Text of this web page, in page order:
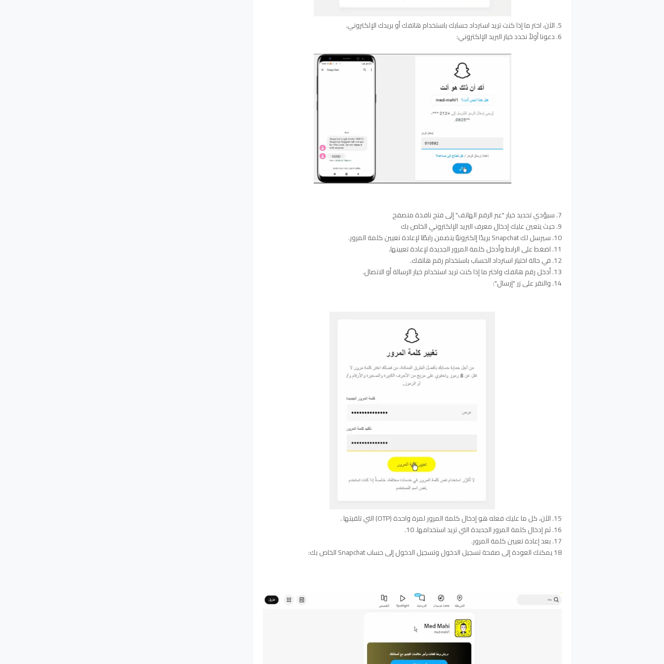
5. الآن، اختر ما إذا كنت تريد استرداد حسابك باستخدام هاتفك أو بريدك الإلكتروني.
6. دعونا أولاً نحدد خيار البريد الإلكتروني:
7. سيؤدي تحديد خيار "عبر الرقم الهاتف" إلى فتح نافذة متصفح
9. حيث يتعين عليك إدخال معرف البريد الإلكتروني الخاص بك
10. سيرسل لك Snapchat بريدًا إلكترونيًا يتضمن رابطًا لإعادة تعيين كلمة المرور.
11. اضغط على الرابط وأدخل كلمة المرور الجديدة لإعادة تعيينها.
12. في حالة اختيار استرداد الحساب باستخدام رقم هاتفك.
13. أدخل رقم هاتفك واختر ما إذا كنت تريد استخدام خيار الرسالة أو الاتصال.
14. والنقر على زر "إرسال":
15. الآن، كل ما عليك فعله هو إدخال كلمة المرور لمرة واحدة (OTP) التي تلقيتها .
16. ثم إدخال كلمة المرور الجديدة التي تريد استخدامها. 10.
17. بعد إعادة تعيين كلمة المرور.
18 يمكنك العودة إلى صفحة تسجيل الدخول وتسجيل الدخول إلى حساب Snapchat الخاص بك: